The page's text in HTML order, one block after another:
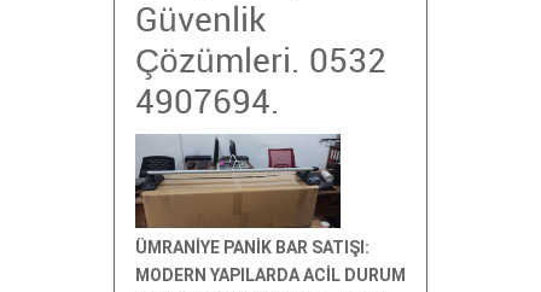
Güvenlik
Çözümleri. 0532
4907694.
ÜMRANİYE PANİK BAR SATIŞI:
MODERN YAPILARDA ACİL DURUM